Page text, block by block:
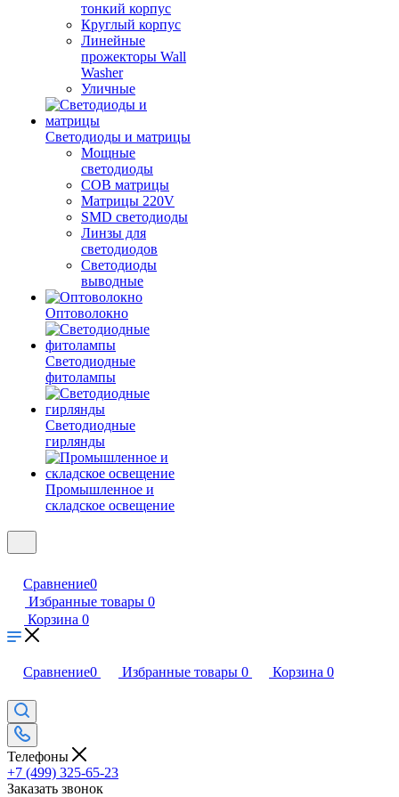
тонкий корпус
Круглый корпус
Линейные
прожекторы Wall
Washer
Уличные
Светодиоды и матрицы
Мощные
светодиоды
COB матрицы
Матрицы 220V
SMD светодиоды
Линзы для
светодиодов
Светодиоды
выводные
Оптоволокно
Светодиодные
фитолампы
Светодиодные
гирлянды
Промышленное и
складское освещение
Сравнение0
Избранные товары 0
Корзина 0
Сравнение0 Избранные товары 0 Корзина 0
Телефоны
+7 (499) 325-65-23
Заказать звонок